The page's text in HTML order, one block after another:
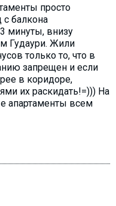
просто
с балкона
минуты, внизу
Гудаури. Жили
только то, что в
запрещен и если
в коридоре,
их раскидать!=))) На
апартаменты всем